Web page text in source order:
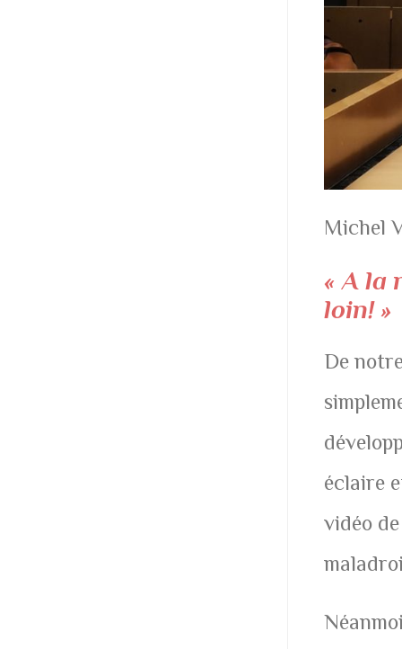
Michel
« A la
loin! »
De
éclaire
vidéo